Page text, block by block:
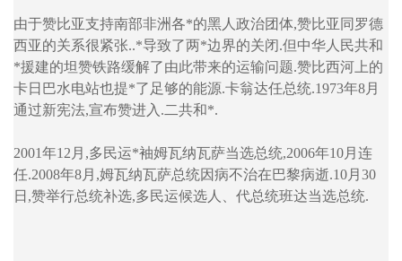
由于赞比亚支持南部非洲各*的黑人政治团体,赞比亚同罗德
西亚的关系很紧张..*导致了两*边界的关闭.但中华人民共和
*援建的坦赞铁路缓解了由此带来的运输问题.赞比西河上的
卡日巴水电站也提*了足够的能源.卡翁达任总统.1973年8月
通过新宪法,宣布赞进入.二共和*.
2001年12月,多民运*袖姆瓦纳瓦萨当选总统,2006年10月连
任.2008年8月,姆瓦纳瓦萨总统因病不治在巴黎病逝.10月30
日,赞举行总统补选,多民运候选人、代总统班达当选总统.